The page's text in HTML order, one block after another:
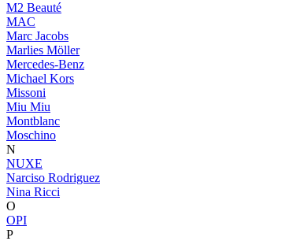
M2 Beauté
MAC
Marc Jacobs
Marlies Möller
Mercedes-Benz
Michael Kors
Missoni
Miu Miu
Montblanc
Moschino
N
NUXE
Narciso Rodriguez
Nina Ricci
O
OPI
P